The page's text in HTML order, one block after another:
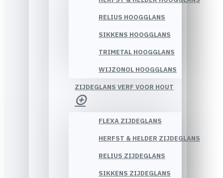
RELIUS HOOGGLANS
SIKKENS HOOGGLANS
TRIMETAL HOOGGLANS
WIJZONOL HOOGGLANS
ZIJDEGLANS VERF VOOR HOUT
FLEXA ZIJDEGLANS
HERFST & HELDER ZIJDEGLANS
RELIUS ZIJDEGLANS
SIKKENS ZIJDEGLANS